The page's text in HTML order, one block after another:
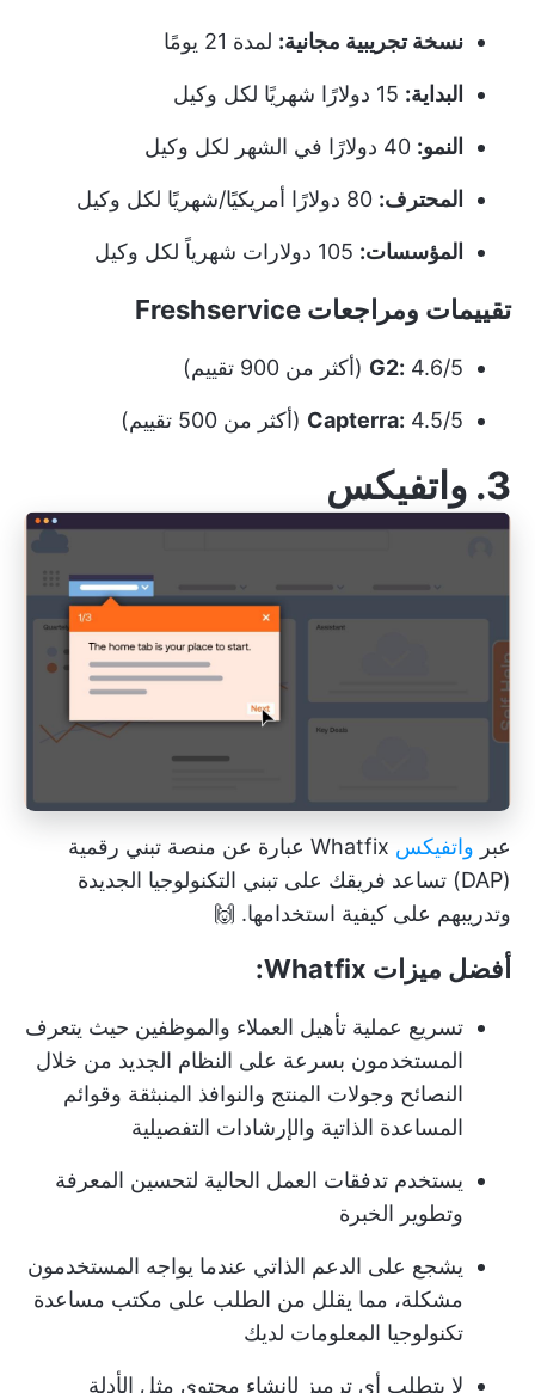
نسخة تجريبية مجانية: لمدة 21 يومًا
البداية:
النمو:
المحترف:
المؤسسات:
تقييمات ومراجعات Freshservice
G2: 4.6/5 (أكثر من 900 تقييم)
Capterra: 4.5/5 (أكثر من 500 تقييم)
3. واتفيكس
عبر واتفيكس
Whatfix عبارة عن منصة تبني رقمية
(DAP) تساعد فريقك على تبني التكنولوجيا الجديدة
وتدريبهم على كيفية استخدامها. 🙌
أفضل ميزات Whatfix:
تسريع عملية تأهيل العملاء والموظفين حيث يتعرف
المستخدمون بسرعة على النظام الجديد من خلال
النصائح وجولات المنتج والنوافذ المنبثقة وقوائم
المساعدة الذاتية والإرشادات التفصيلية
يستخدم تدفقات العمل الحالية لتحسين المعرفة
وتطوير الخبرة
يشجع على الدعم الذاتي عندما يواجه المستخدمون
مشكلة، مما يقلل من الطلب على مكتب مساعدة
تكنولوجيا المعلومات لديك
لا يتطلب أي ترميز لإنشاء محتوى مثل الأدلة